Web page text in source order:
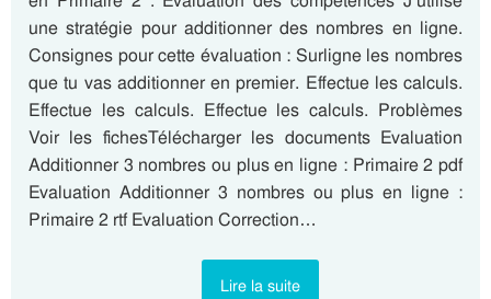
une stratégie pour additionner des nombres en ligne.
Consignes pour cette évaluation : Surligne les nombres
que tu vas additionner en premier. Effectue les calculs.
Effectue les calculs. Effectue les calculs. Problèmes
Voir les fichesTélécharger les documents Evaluation
Additionner 3 nombres ou plus en ligne : Primaire 2 pdf
Evaluation Additionner 3 nombres ou plus en ligne :
Primaire 2 rtf Evaluation Correction…
Lire la suite